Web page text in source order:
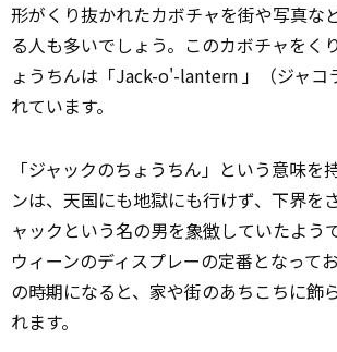
形がくり抜かれたカボチャを街や写真な
る人も多いでしょう。このカボチャをく
ょうちんは「Jack-o'-lantern 」（ジャコ
れています。
「ジャックのちょうちん」という意味を
ンは、天国にも地獄にも行けず、下界を
ャックという名の男を象徴していたよう
ウィーンのディスプレーの定番となって
の時期になると、家や街のあちこちに飾
れます。